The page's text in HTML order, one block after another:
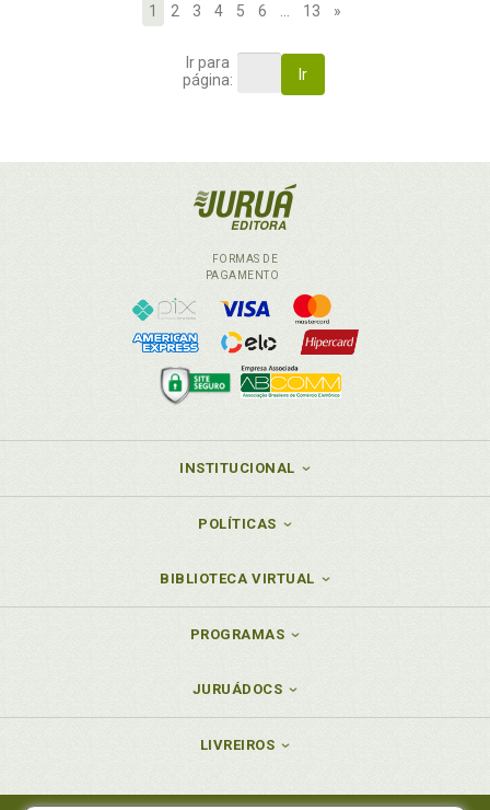
1 2 3 4 5 6 13 »
Ir para
página:
Ir
FORMAS DE
PAGAMENTO
INSTITUCIONAL
POLÍTICAS
BIBLIOTECA VIRTUAL
PROGRAMAS
JURUÁDOCS
LIVREIROS